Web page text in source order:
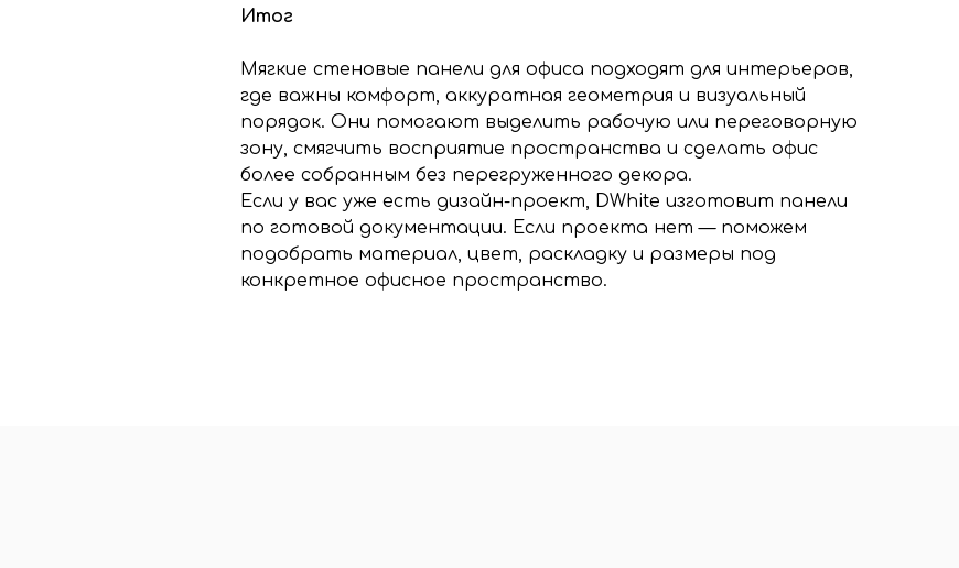
Итог
Мягкие стеновые панели для офиса подходят для интерьеров,
где важны комфорт, аккуратная геометрия и визуальный
порядок. Они помогают выделить рабочую или переговорную
зону, смягчить восприятие пространства и сделать офис
более собранным без перегруженного декора.
Если у вас уже есть дизайн-проект, DWhite изготовит панели
по готовой документации. Если проекта нет — поможем
подобрать материал, цвет, раскладку и размеры под
конкретное офисное пространство.